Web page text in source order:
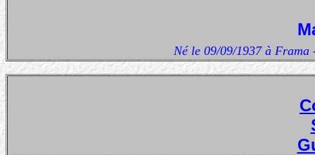
Né le 09/09/1937 à